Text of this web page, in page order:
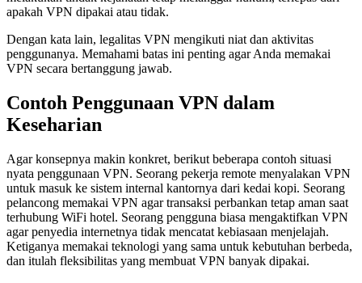
apakah VPN dipakai atau tidak.
Dengan kata lain, legalitas VPN mengikuti niat dan aktivitas
penggunanya. Memahami batas ini penting agar Anda memakai
VPN secara bertanggung jawab.
Contoh Penggunaan VPN dalam
Keseharian
Agar konsepnya makin konkret, berikut beberapa contoh situasi
nyata penggunaan VPN. Seorang pekerja remote menyalakan VPN
untuk masuk ke sistem internal kantornya dari kedai kopi. Seorang
pelancong memakai VPN agar transaksi perbankan tetap aman saat
terhubung WiFi hotel. Seorang pengguna biasa mengaktifkan VPN
agar penyedia internetnya tidak mencatat kebiasaan menjelajah.
Ketiganya memakai teknologi yang sama untuk kebutuhan berbeda,
dan itulah fleksibilitas yang membuat VPN banyak dipakai.